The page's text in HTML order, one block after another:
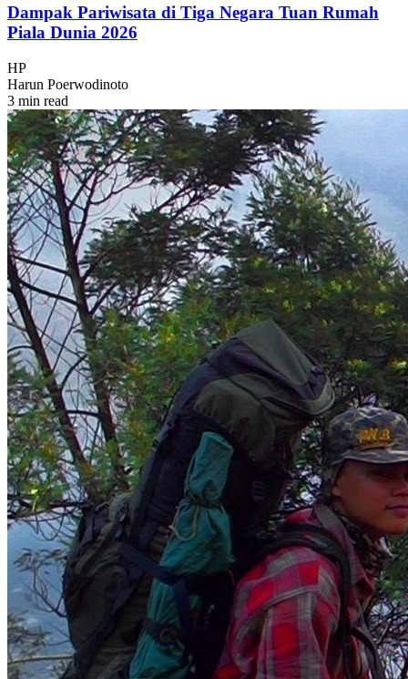
Dampak Pariwisata di Tiga Negara Tuan Rumah
Piala Dunia 2026
HP
Harun Poerwodinoto
3 min read